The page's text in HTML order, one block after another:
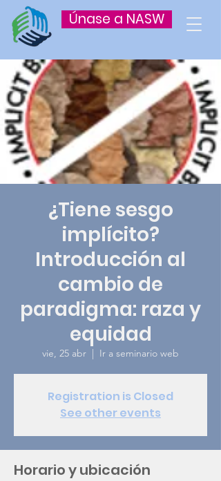
Únase a NASW
¿Tiene sesgo
implícito?
Introducción al
cambio de
paradigma: raza y
equidad
vie, 25 abr
  |
Ir a seminario web
Registration is Closed
See other events
Horario y ubicación